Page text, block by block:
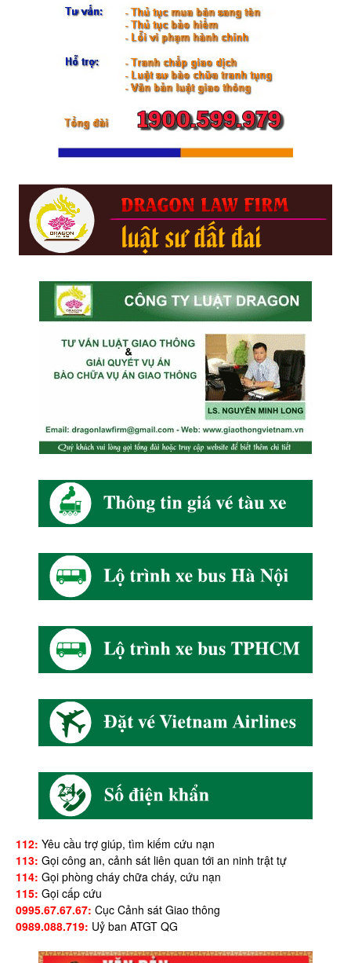
112: Yêu cầu trợ giúp, tìm kiếm cứu nạn
113: Gọi công an, cảnh sát liên quan tới an ninh trật tự
114: Gọi phòng cháy chữa cháy, cứu nạn
115: Gọi cấp cứu
0995.67.67.67: Cục Cảnh sát Giao thông
0989.088.719: Uỷ ban ATGT QG